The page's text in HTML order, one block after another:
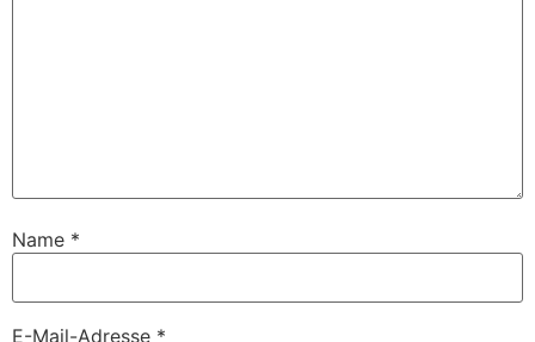
Name *
E-Mail-Adresse *